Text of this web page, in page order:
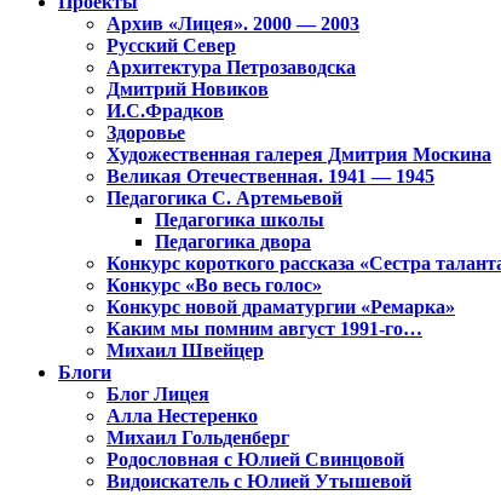
Архив «Лицея». 2000 — 2003
Русский Север
Архитектура Петрозаводска
Дмитрий Новиков
И.С.Фрадков
Здоровье
Художественная галерея Дмитрия Москина
Великая Отечественная. 1941 — 1945
Педагогика С. Артемьевой
Педагогика школы
Педагогика двора
Конкурс короткого рассказа «Сестра
Конкурс «Во весь голос»
Конкурс новой драматургии «Ремарка»
Каким мы помним август 1991-го…
Михаил Швейцер
Блоги
Блог Лицея
Алла Нестеренко
Михаил Гольденберг
Родословная с Юлией Свинцовой
Видоискатель с Юлией Утышевой